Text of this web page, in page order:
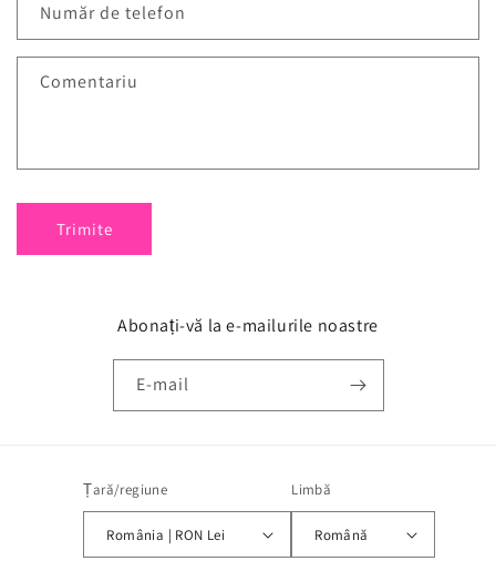
Număr de telefon
Comentariu
Trimite
Abonați-vă la e-mailurile noastre
E-mail
Țară/regiune
România | RON Lei
Limbă
Română